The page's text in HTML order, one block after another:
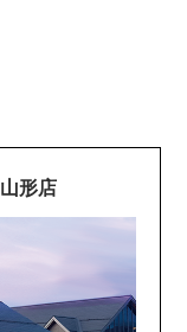
素材や機能も十分あ
です。
すい
や機能、自分のライ
同価格帯でも個性が
一本に出会えること
ます。返送希
お送りくださ
利で最大
形店